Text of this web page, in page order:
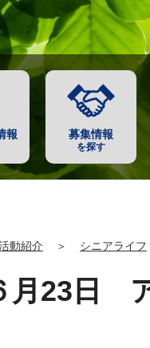
報 募集情報
を探す
動紹介 ＞ シニアライフ
23日